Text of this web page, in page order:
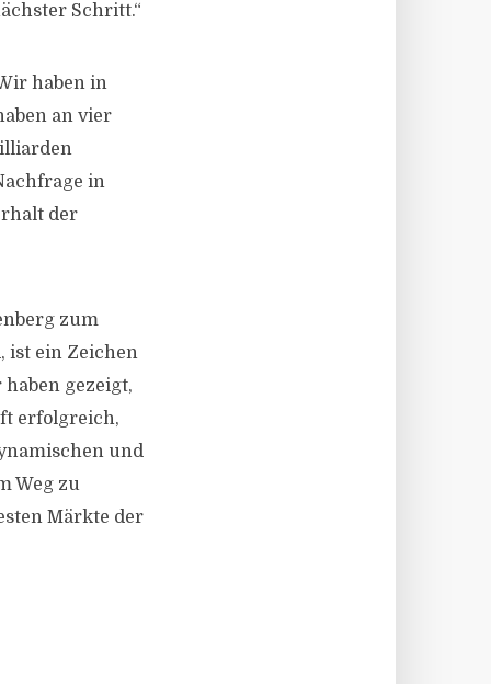
Schritt.“
haben in
an vier
in
der
zum
ist ein Zeichen
gezeigt,
erfolgreich,
und
Weg zu
Märkte der